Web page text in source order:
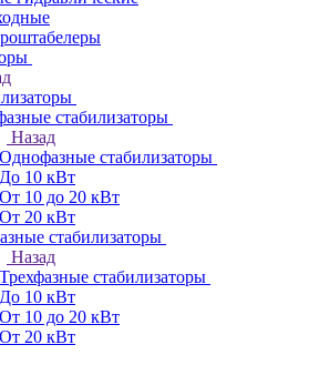
стабилизаторы
Назад
Однофазные стабилизаторы
До 10 кВт
От 10 до 20 кВт
От 20 кВт
стабилизаторы
Назад
Трехфазные стабилизаторы
До 10 кВт
От 10 до 20 кВт
От 20 кВт